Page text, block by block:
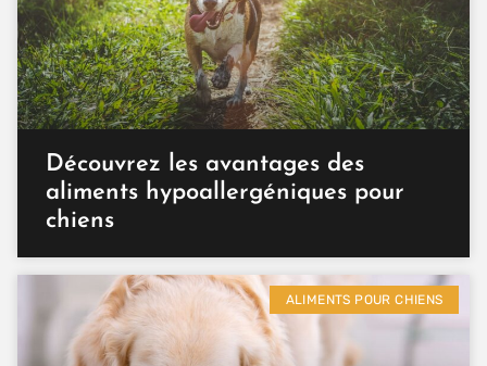
Découvrez les avantages des
aliments hypoallergéniques pour
chiens
ALIMENTS POUR CHIENS